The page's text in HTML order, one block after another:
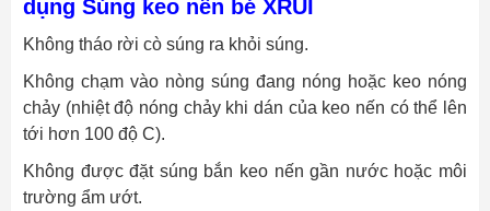
dụng Súng keo nến bé XRUI
Không tháo rời cò súng ra khỏi súng.
Không chạm vào nòng súng đang nóng hoặc keo nóng
chảy (nhiệt độ nóng chảy khi dán của keo nến có thể lên
tới hơn 100 độ C).
Không được đặt súng bắn keo nến gần nước hoặc môi
trường ẩm ướt.